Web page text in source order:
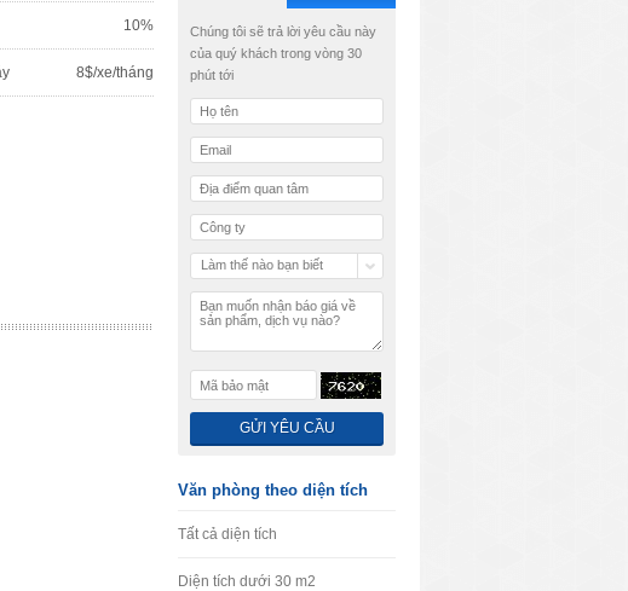
10%
8$/xe/tháng
Chúng tôi sẽ trả lời yêu cầu này
của quý khách trong vòng 30
phút tới
Làm thế nào bạn biết
Văn phòng theo diện tích
Tất cả diện tích
Diện tích dưới 30 m2